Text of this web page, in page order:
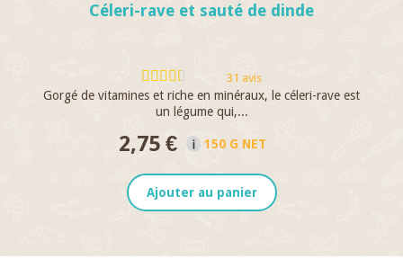
Céleri-rave et sauté de dinde
31 avis
Gorgé de vitamines et riche en minéraux, le céleri-rave est
un légume qui,...
2,75 € 150 G NET
Ajouter au panier